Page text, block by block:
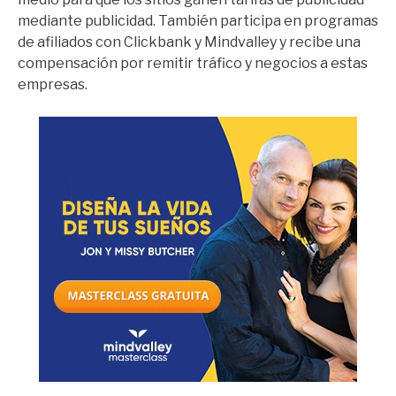
mediante publicidad. También participa en programas
de afiliados con Clickbank y Mindvalley y recibe una
compensación por remitir tráfico y negocios a estas
empresas.